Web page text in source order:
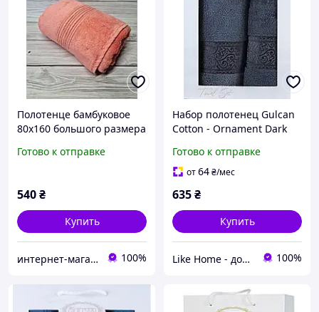
Полотенце бамбуковое
80x160 большого размера
махровое Турция
Готово к отправке
540₴
Купить
интернет-магазин "BAMBYK" 100%
Набор полотенец Gulcan
Cotton - Ornament Dark
Готово к отправке
от64₴/мес
635₴
Купить
Like Home - домашний уют для всей семьи. Будьте как дома 🤗 100%